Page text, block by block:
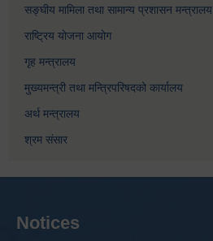
सङ्घीय मामिला तथा सामान्य प्रशासन मन्त्रालय
राष्ट्रिय योजना आयोग
गृह मन्त्रालय
मुख्यमन्त्री तथा मन्त्रिपरिषदको कार्यालय
अर्थ मन्त्रालय
श्रम संसार
Notices